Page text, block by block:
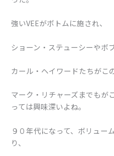
強いVEEがボトムに施され、
ショーン・ステューシーやボ
カール・ヘイワードたちがこ
マーク・リチャーズまでもが
っては興味深いよね。
９０年代になって、ボリュー
り、